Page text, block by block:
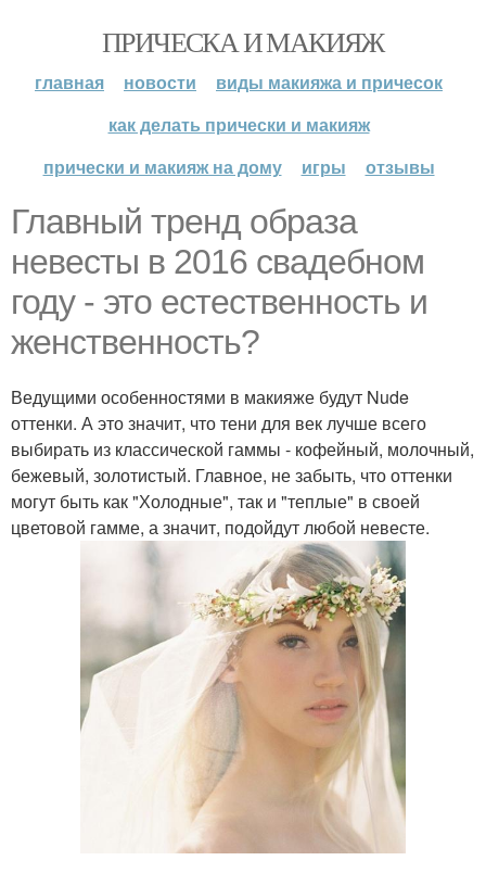
ПРИЧЕСКА И МАКИЯЖ
главная новости
виды макияжа и причесок
как делать прически и макияж
прически и макияж на дому
игры отзывы
Главный тренд образа
невесты в 2016 свадебном
году - это естественность и
женственность?
Ведущими особенностями в макияже будут Nude
оттенки. А это значит, что тени для век лучше всего
выбирать из классической гаммы - кофейный, молочный,
бежевый, золотистый. Главное, не забыть, что оттенки
могут быть как "Холодные", так и "теплые" в своей
цветовой гамме, а значит, подойдут любой невесте.